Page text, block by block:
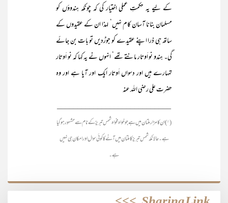
کے لیے یہ حکمتِ عملی اختیار کی کہ چونکہ ہندوؤں کو
مسلمان بنانا آسان کام نہیں‘ لہذا ان کے عقیدوں کے
ساتھ ہی ذرا اپنے عقیدے کو جوڑدیں تو بات بن جائے
گی۔ ہندو نو اَوتار مانتے تھے‘ انہوں نے یہ کہا کہ نو اَوتار
تمہارے ہیں اور دسواں اَوتار ایک اور آیا ہے اور وہ
حضرت علی رضی اللہ عنہ
____________________________
(۱) ان کا مزار ملتان میں ہے جو خواہ مخواہ شمس تبریز کے نام سے مشہور ہو گیا
ہے۔ حالانکہ شمس تبریز کا ملتان میں آنے کا کوئی سوال اور امکان ہی نہیں
ہے۔